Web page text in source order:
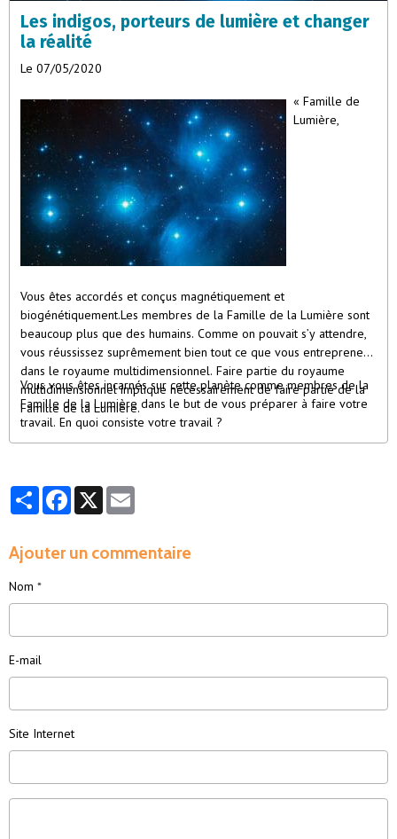
matière) plus trois (l’esprit) égalent sept, le nombre de l’homme.
La tête, c’est le trois ; les deux bras et les deux jambes, le
donc au quatre pour former un être vivant : le sept.”
Omraam Mikhaël Aïvanhov
Les indigos, porteurs de lumière et changer
la réalité
Le 07/05/2020
« Famille de
Lumière,
Vous êtes accordés et conçus magnétiquement et
biogénétiquement.Les membres de la Famille de la Lumière sont
beaucoup plus que des humains. Comme on pouvait s’y attendre,
vous réussissez suprêmement bien tout ce que vous entreprenez
dans le royaume multidimensionnel. Faire partie du royaume
multidimensionnel implique nécessairement de faire partie de la
Famille de la Lumière.
Vous vous êtes incarnés sur cette planète comme membres de la
Famille de la Lumière dans le but de vous préparer à faire votre
travail. En quoi consiste votre travail ?
PartagerFacebook
X
Ajouter un commentaire
Nom
E-mail
Site Internet